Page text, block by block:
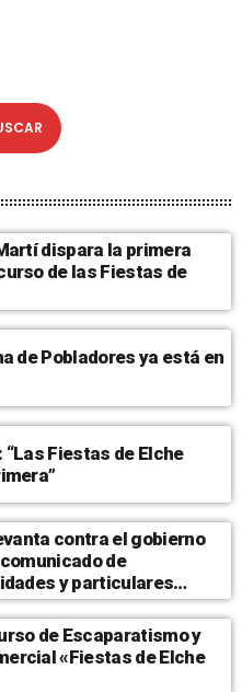
dispara la primera
de las Fiestas de
de Pobladores ya está en
Fiestas de Elche
contra el gobierno
de
y particulares
de Escaparatismo y
«Fiestas de Elche